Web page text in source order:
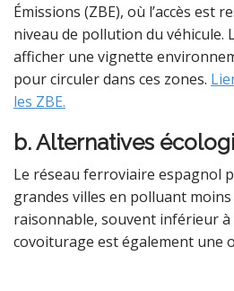
Émissions (ZBE), où l’accès est
niveau de pollution du véhicule.
afficher une vignette
pour circuler dans ces zones.
les ZBE.
b. Alternatives
Le réseau ferroviaire espagnol
grandes villes en polluant
raisonnable, souvent inférieur à
covoiturage est également une